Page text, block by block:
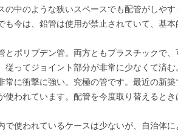
の中のような狭いスペースでも配管がしや
も今は、鉛管は使用が禁止されていて、基
ポリブデン管。両方ともプラスチックで、
従ってジョイント部分が非常に少なくて済
常に衝撃に強い。究極の管です。最近の新
使われています。配管を今度取り替えると
使われているケースは少ないが、自治体に